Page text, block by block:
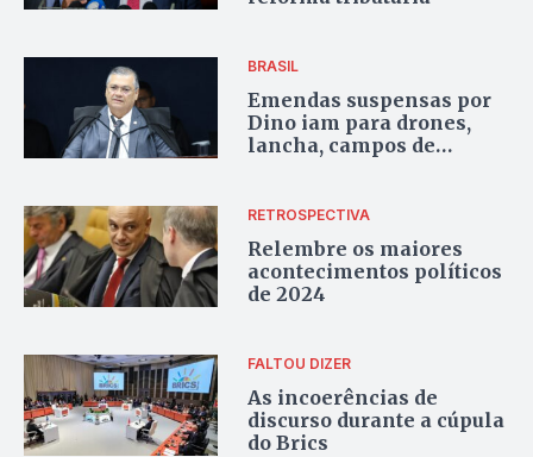
BRASIL
Emendas suspensas por
Dino iam para drones,
lancha, campos de
RETROSPECTIVA
Relembre os maiores
acontecimentos políticos
de 2024
FALTOU DIZER
As incoerências de
discurso durante a cúpula
do Brics